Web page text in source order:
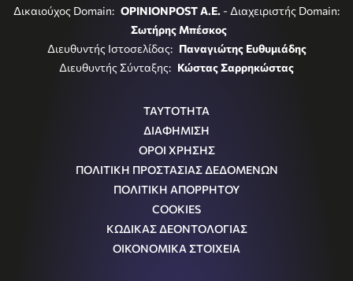
Δικαιούχος Domain: OPINIONPOST A.E. - Διαχειριστής Domain:
Σωτήρης Μπέσκος
Διευθυντής Ιστοσελίδας: Παναγιώτης Ευθυμιάδης
Διευθυντής Σύνταξης: Κώστας Σαρρηκώστας
ΤΑΥΤΟΤΗΤΑ
ΔΙΑΦΗΜΙΣΗ
ΟΡΟΙ ΧΡΗΣΗΣ
ΠΟΛΙΤΙΚΗ ΠΡΟΣΤΑΣΙΑΣ ΔΕΔΟΜΕΝΩΝ
ΠΟΛΙΤΙΚΗ ΑΠΟΡΡΗΤΟΥ
COOKIES
ΚΩΔΙΚΑΣ ΔΕΟΝΤΟΛΟΓΙΑΣ
ΟΙΚΟΝΟΜΙΚΑ ΣΤΟΙΧΕΙΑ